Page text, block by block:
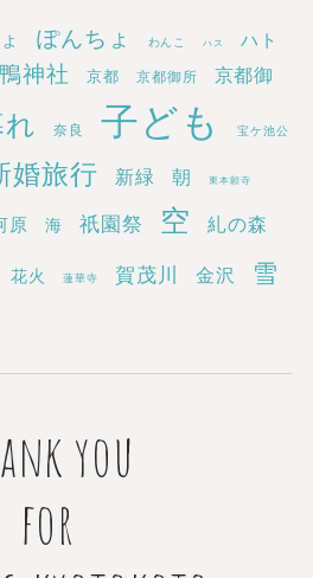
ぽんちょ わんこ ハス ハト
神社 京都 京都御所 京都御
れ 奈良 子ども 宝ケ池公
婚旅行 新緑 朝 東本願寺
原 海 祇園祭 空 糺の森
花火 蓮華寺 賀茂川 金沢 雪
you
for